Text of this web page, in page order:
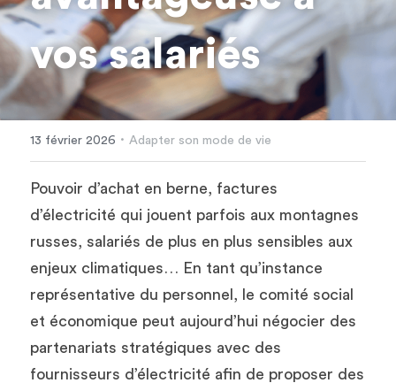
vos salariés
13 février 2026 · Adapter son mode de vie
Pouvoir d’achat en berne, factures
d’électricité qui jouent parfois aux montagnes
russes, salariés de plus en plus sensibles aux
enjeux climatiques… En tant qu’instance
représentative du personnel, le comité social
et économique peut aujourd’hui négocier des
partenariats stratégiques avec des
fournisseurs d’électricité afin de proposer des